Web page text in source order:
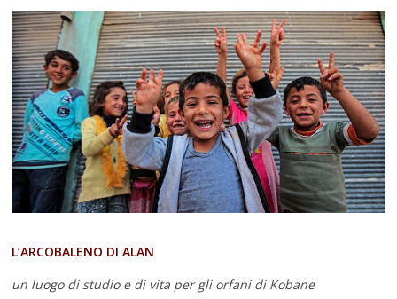
L’ARCOBALENO DI ALAN
un luogo di studio e di vita per gli orfani di Kobane